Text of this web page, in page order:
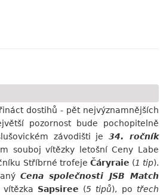
dostihů - pět nejvýznamnějších
pozornost bude pochopitelně
závodišti je34. ročník
souboj vítězky letošní Ceny Labe
Stříbrné trofeje Čáryraie (1 tip).
Cena společnosti JSB Match
Sapsiree (5 tipů), po třech